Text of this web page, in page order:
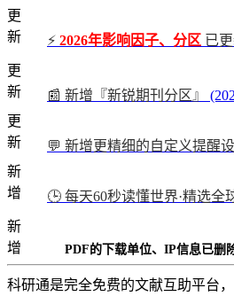
更
新
⚡ 2026年影响因子、分区 已更
更
新
📰 新增『新锐期刊分区』
更
新
💬 新增更精细的自定义提醒
新
增
🕒 每天60秒读懂世界·精选全
新
增
PDF的下载单位、IP信息已删
科研通是完全免费的文献互助平台